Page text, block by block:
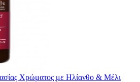
Χρώματος με Ηλίανθο & Μέλι